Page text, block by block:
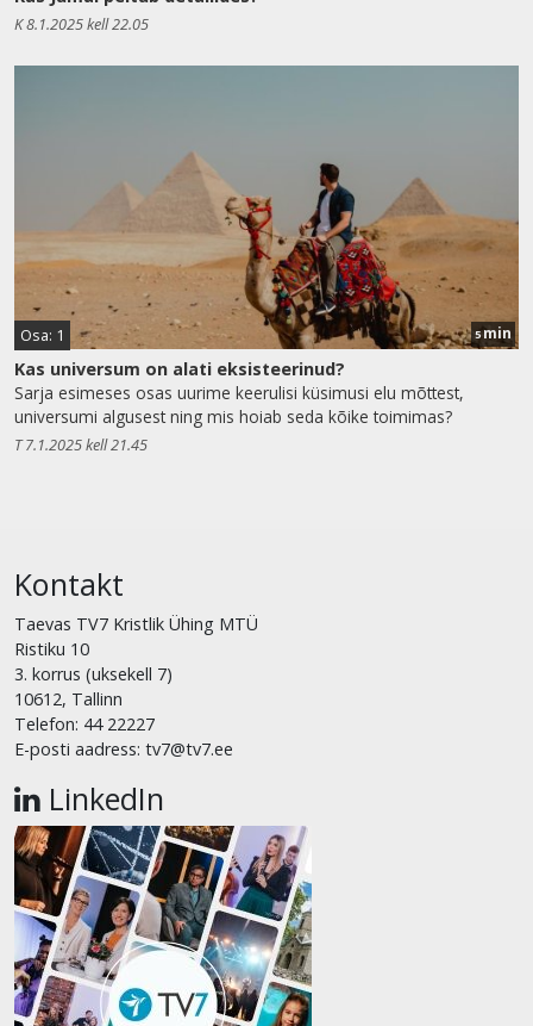
K 8.1.2025 kell 22.05
Osa: 1 5min
Kas universum on alati eksisteerinud?
Sarja esimeses osas uurime keerulisi küsimusi elu mõttest,
universumi algusest ning mis hoiab seda kõike toimimas?
T 7.1.2025 kell 21.45
Kontakt
Taevas TV7 Kristlik Ühing MTÜ
Ristiku 10
3. korrus (uksekell 7)
10612, Tallinn
Telefon: 44 22227
E-posti aadress: tv7@tv7.ee
LinkedIn